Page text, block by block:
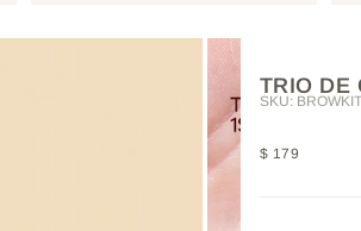
TRIO DE
SKU:
Precio de oferta
$ 179